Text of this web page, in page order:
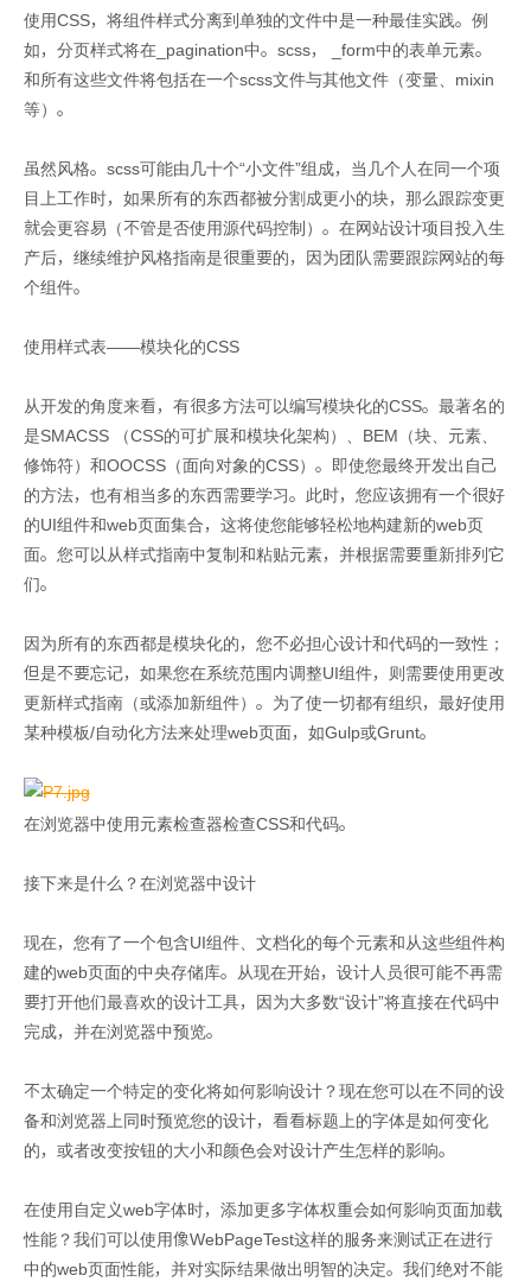
使用CSS，将组件样式分离到单独的文件中是一种最佳实践。例
如，分页样式将在_pagination中。scss， _form中的表单元素。
和所有这些文件将包括在一个scss文件与其他文件（变量、mixin
等）。
虽然风格。scss可能由几十个“小文件”组成，当几个人在同一个项
目上工作时，如果所有的东西都被分割成更小的块，那么跟踪变更
就会更容易（不管是否使用源代码控制）。在网站设计项目投入生
产后，继续维护风格指南是很重要的，因为团队需要跟踪网站的每
个组件。
使用样式表——模块化的CSS
从开发的角度来看，有很多方法可以编写模块化的CSS。最著名的
是SMACSS （CSS的可扩展和模块化架构）、BEM（块、元素、
修饰符）和OOCSS（面向对象的CSS）。即使您最终开发出自己
的方法，也有相当多的东西需要学习。此时，您应该拥有一个很好
的UI组件和web页面集合，这将使您能够轻松地构建新的web页
面。您可以从样式指南中复制和粘贴元素，并根据需要重新排列它
们。
因为所有的东西都是模块化的，您不必担心设计和代码的一致性；
但是不要忘记，如果您在系统范围内调整UI组件，则需要使用更改
更新样式指南（或添加新组件）。为了使一切都有组织，最好使用
某种模板/自动化方法来处理web页面，如Gulp或Grunt。
在浏览器中使用元素检查器检查CSS和代码。
接下来是什么？在浏览器中设计
现在，您有了一个包含UI组件、文档化的每个元素和从这些组件构
建的web页面的中央存储库。从现在开始，设计人员很可能不再需
要打开他们最喜欢的设计工具，因为大多数“设计”将直接在代码中
完成，并在浏览器中预览。
不太确定一个特定的变化将如何影响设计？现在您可以在不同的设
备和浏览器上同时预览您的设计，看看标题上的字体是如何变化
的，或者改变按钮的大小和颜色会对设计产生怎样的影响。
在使用自定义web字体时，添加更多字体权重会如何影响页面加载
性能？我们可以使用像WebPageTest这样的服务来测试正在进行
中的web页面性能，并对实际结果做出明智的决定。我们绝对不能